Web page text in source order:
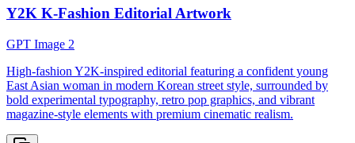
Y2K K-Fashion Editorial Artwork
GPT Image 2
High-fashion Y2K-inspired editorial featuring a confident young
East Asian woman in modern Korean street style, surrounded by
bold experimental typography, retro pop graphics, and vibrant
magazine-style elements with premium cinematic realism.